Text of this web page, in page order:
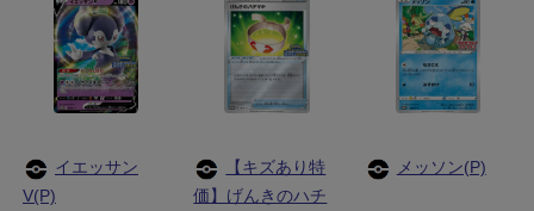
イエッサン
V(P)
【キズあり特
価】げんきのハチ
メッソン(P)